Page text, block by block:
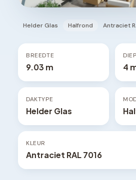
Helder Glas Halfrond Antraciet
BREEDTE
9.03 m 4
DAKTYPE
Helder Glas
KLEUR
Antraciet RAL 7016